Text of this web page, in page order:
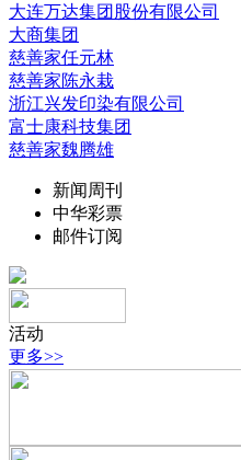
大连万达集团股份有限公司
大商集团
慈善家任元林
慈善家陈永栽
浙江兴发印染有限公司
富士康科技集团
慈善家魏腾雄
新闻周刊
中华彩票
邮件订阅
活动
更多>>